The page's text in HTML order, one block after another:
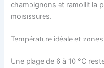
champignons et ramollit la
moisissures.
Température idéale et
Une plage de 6 à 10 °C